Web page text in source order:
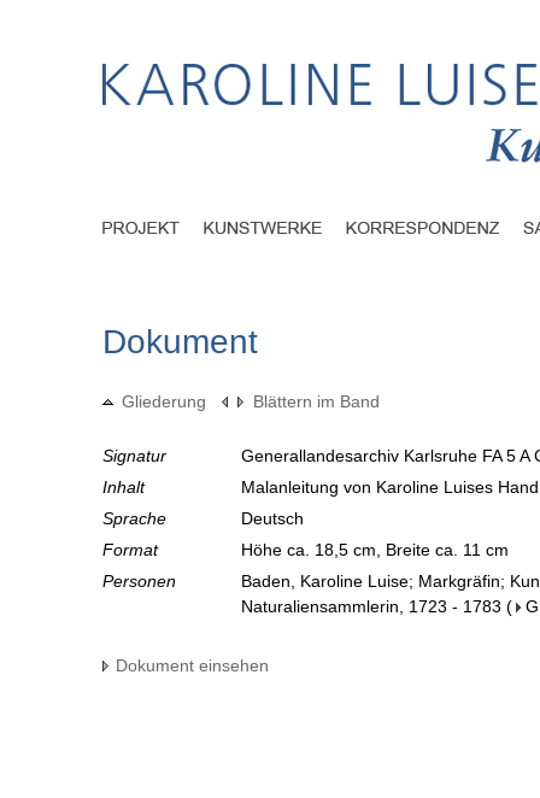
Dokument
Gliederung Blättern im Band
Signatur
Generallandesarchiv Karlsruhe FA 5 A
Inhalt
Malanleitung von Karoline Luises
Sprache
Deutsch
Format
Höhe ca. 18,5 cm, Breite ca. 11 cm
Personen
Baden, Karoline Luise; Markgräfin;
Naturaliensammlerin, 1723 - 1783 (
Dokument einsehen